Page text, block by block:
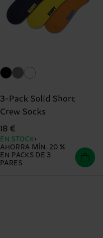
3-Pack Solid Short
Crew Socks
18 €
EN STOCK
AHORRA MÍN. 20 %
EN PACKS DE 3
PARES